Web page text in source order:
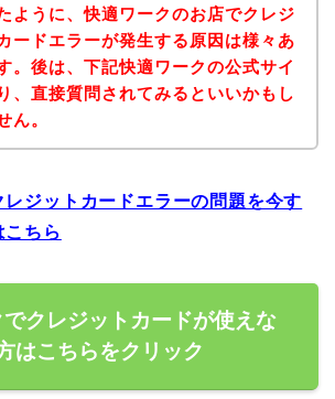
ように、快適ワークのお店でクレジ
ードエラーが発生する原因は様々あ
。後は、下記快適ワークの公式サイ
、直接質問されてみるといいかもし
ん。
ジットカードエラーの問題を今す
こちら
クレジットカードが使えな
はこちらをクリック